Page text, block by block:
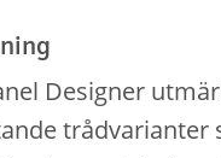
Designer
trådvarianter